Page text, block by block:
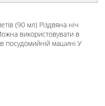
(90 мл) Різдвяна ніч
використовувати в
посудомийній машині У